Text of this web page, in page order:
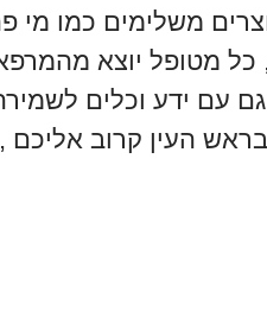
משלימים כמו מי
כל מטופל יוצא
עם ידע וכלים
בראש העין קרוב אליכם